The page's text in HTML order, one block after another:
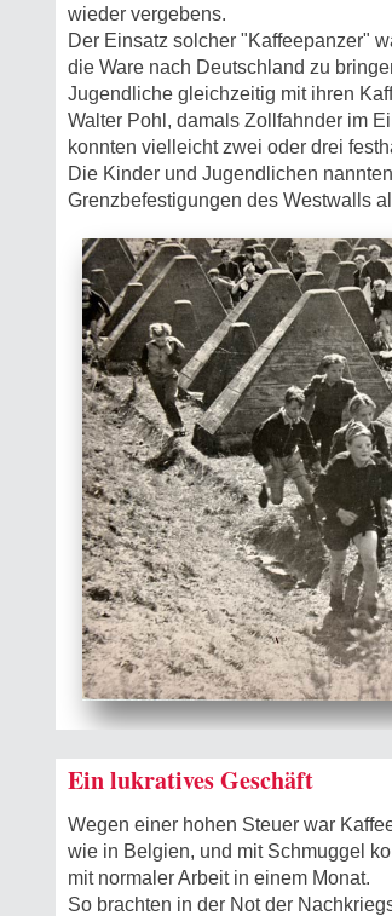
wieder vergebens.
Der Einsatz solcher "Kaffeepanzer"
die Ware nach Deutschland zu
Jugendliche gleichzeitig mit ihren
Walter Pohl, damals Zollfahnder im
konnten vielleicht zwei oder drei
Die Kinder und Jugendlichen
Grenzbefestigungen des Westwalls
Ein lukratives Geschäft
Wegen einer hohen Steuer war
wie in Belgien, und mit Schmuggel
mit normaler Arbeit in einem Monat.
So brachten in der Not der